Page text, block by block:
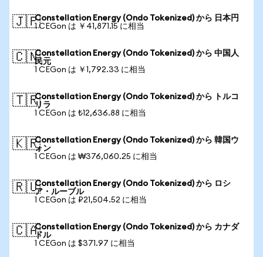
🇯🇵Constellation Energy (Ondo Tokenized) から 日本円
1 CEGon は ￥41,871.15 に相当
🇨🇳Constellation Energy (Ondo Tokenized) から 中国人
民元
1 CEGon は ￥1,792.33 に相当
🇹🇷Constellation Energy (Ondo Tokenized) から トルコ
リラ
1 CEGon は ₺12,636.88 に相当
🇰🇷Constellation Energy (Ondo Tokenized) から 韓国ウ
ォン
1 CEGon は ₩376,060.25 に相当
🇷🇺Constellation Energy (Ondo Tokenized) から ロシ
ア・ルーブル
1 CEGon は ₽21,504.52 に相当
🇨🇦Constellation Energy (Ondo Tokenized) から カナダ
ドル
1 CEGon は $371.97 に相当